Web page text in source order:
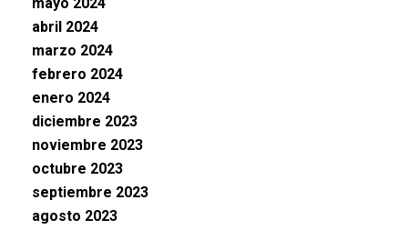
abril 2024
marzo 2024
febrero 2024
enero 2024
diciembre 2023
noviembre 2023
octubre 2023
septiembre 2023
agosto 2023